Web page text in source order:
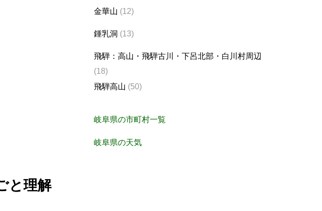
と理解
金華山 (12)
鍾乳洞 (13)
飛騨：高山・飛騨古川・下呂北部・白川村周辺
(18)
飛騨高山 (50)
岐阜県の市町村一覧
岐阜県の天気